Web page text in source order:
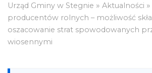
Urząd Gminy w Stegnie » Aktualności »
producentów rolnych – możliwość
oszacowanie strat spowodowanych
wiosennymi